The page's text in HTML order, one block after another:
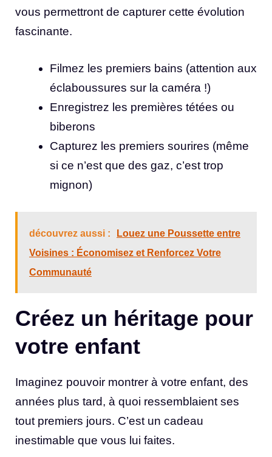
vous permettront de capturer cette évolution
fascinante.
Filmez les premiers bains (attention aux
éclaboussures sur la caméra !)
Enregistrez les premières tétées ou
biberons
Capturez les premiers sourires (même
si ce n’est que des gaz, c’est trop
mignon)
découvrez aussi :
Louez une Poussette entre
Voisines : Économisez et Renforcez Votre
Communauté
Créez un héritage pour
votre enfant
Imaginez pouvoir montrer à votre enfant, des
années plus tard, à quoi ressemblaient ses
tout premiers jours. C’est un cadeau
inestimable que vous lui faites.